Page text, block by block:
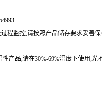
程监控,请按照产品储存要求妥善保
产品,请在30%-69%湿度下使用;